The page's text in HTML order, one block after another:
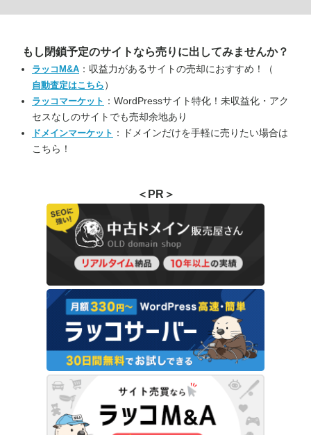
もし閉鎖予定のサイトなら売りに出してみませんか？
ラッコM&A ：収益力があるサイトの売却におすすめ！（
自動査定はこちら ）
ラッコマーケット ：WordPressサイト特化！未収益化・アク
セスなしのサイトでも売却余地あり
ドメインマーケット ：ドメインだけを手軽に売りたい場合は
こちら！
＜PR＞